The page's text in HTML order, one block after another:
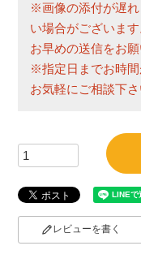
※画像の添付が遅
い場合がございます
お早めの送信をお願
※指定日までお時間
お気軽にご相談下さ
レビューを書く